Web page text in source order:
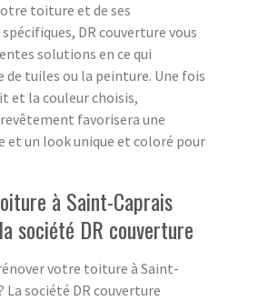
toiture et de ses
DR couverture vous
solutions en ce qui
de tuiles ou la peinture. Une fois
et la couleur choisis,
favorisera une
et un look unique et coloré pour
à Saint-Caprais
société DR couverture
votre toiture à Saint-
La société DR couverture